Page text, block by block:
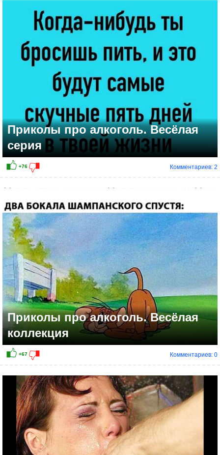
+1
+53
Приколы про алкоголь. Весёлая
серия
Комментариев: 2
Приколы про алкоголь. Весёлая
коллекция
Комментариев: 0